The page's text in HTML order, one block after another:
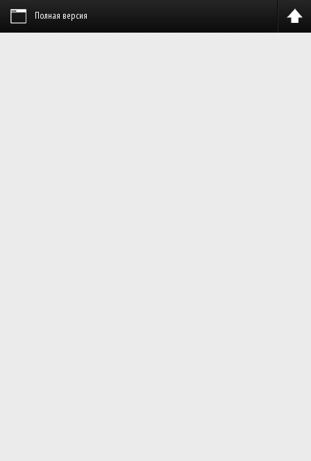
Полная версия